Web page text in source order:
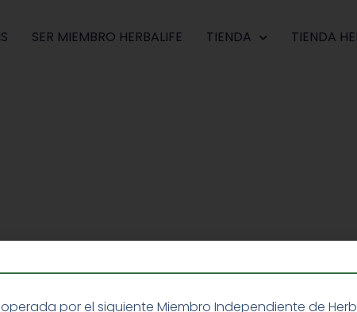
SER MIEMBRO HERBALIFE TIENDA TIENDA
por el siguiente Miembro Independiente de